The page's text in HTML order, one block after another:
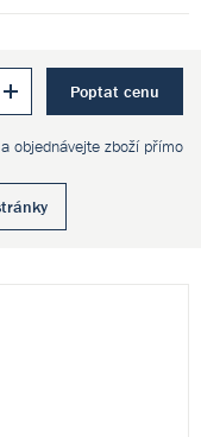
Poptat cenu
a objednávejte zboží přímo